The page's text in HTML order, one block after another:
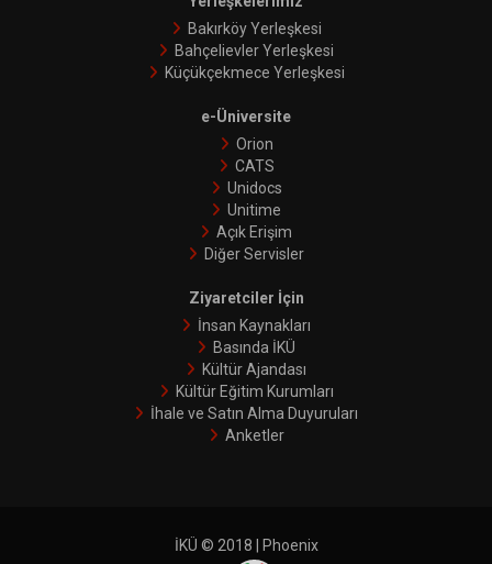
Bakırköy Yerleşkesi
Bahçelievler Yerleşkesi
Küçükçekmece Yerleşkesi
e-Üniversite
Orion
CATS
Unidocs
Unitime
Açık Erişim
Diğer Servisler
Ziyaretciler İçin
İnsan Kaynakları
Basında İKÜ
Kültür Ajandası
Kültür Eğitim Kurumları
İhale ve Satın Alma Duyuruları
Anketler
İKÜ © 2018 | Phoenix